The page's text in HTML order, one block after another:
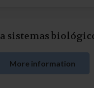
sistemas
More information